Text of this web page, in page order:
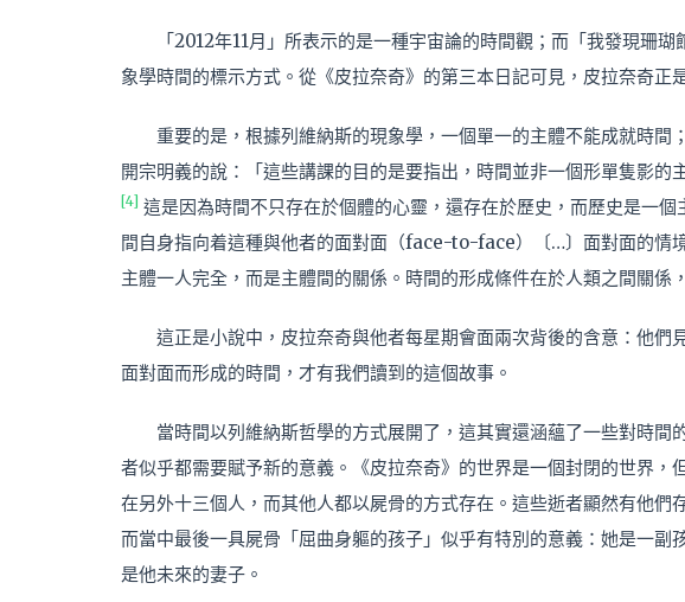
「2012年11月」所表示的是一種宇宙論的時間觀；而「我發現珊
象學時間的標示方式。從《皮拉奈奇》的第三本日記可見，皮拉奈奇正
重要的是，根據列維納斯的現象學，一個單一的主體不能成就時間
開宗明義的說：「這些講課的目的是要指出，時間並非一個形單隻影的
[4] 這是因為時間不只存在於個體的心靈，還存在於歷史，而歷史是一
間自身指向着這種與他者的面對面（face-to-face）〔…〕面對面的情
主體一人完全，而是主體間的關係。時間的形成條件在於人類之間關係
這正是小說中，皮拉奈奇與他者每星期會面兩次背後的含意：他們
面對面而形成的時間，才有我們讀到的這個故事。
當時間以列維納斯哲學的方式展開了，這其實還涵蘊了一些對時間
者似乎都需要賦予新的意義。《皮拉奈奇》的世界是一個封閉的世界，
在另外十三個人，而其他人都以屍骨的方式存在。這些逝者顯然有他們
而當中最後一具屍骨「屈曲身軀的孩子」似乎有特別的意義：她是一副
是他未來的妻子。